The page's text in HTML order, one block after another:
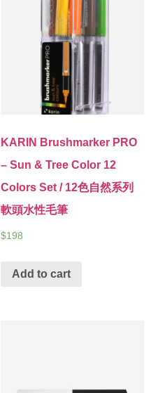
KARIN Brushmarker PRO
– Sun & Tree Color 12
Colors Set / 12色自然系列
軟頭水性毛筆
$198
Add to cart